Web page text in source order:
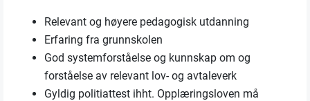
Relevant og høyere pedagogisk utdanning
Erfaring fra grunnskolen
God systemforståelse og kunnskap om og
forståelse av relevant lov- og avtaleverk
Gyldig politiattest ihht. Opplæringsloven må